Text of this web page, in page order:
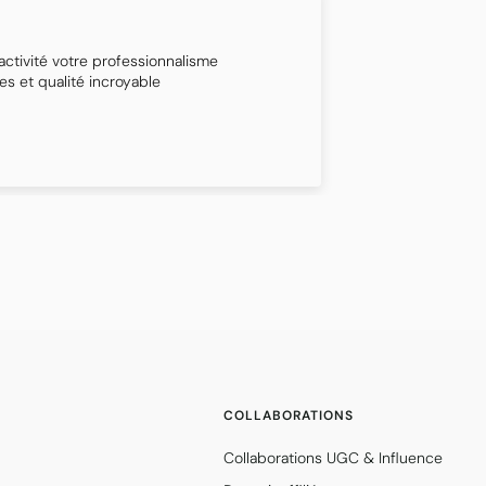
votre professionnalisme
et qualité incroyable
COLLABORATIONS
Collaborations UGC & Influence